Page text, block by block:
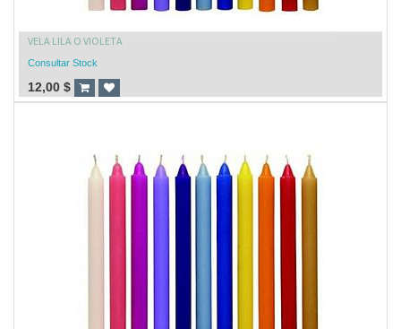
VELA LILA O VIOLETA
Consultar Stock
12,00 $